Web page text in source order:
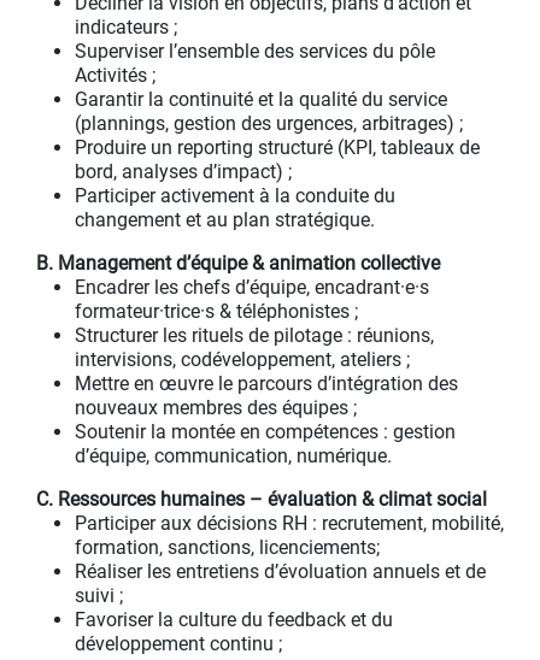
indicateurs ;
Superviser l’ensemble des services du pôle
Activités ;
Garantir la continuité et la qualité du service
(plannings, gestion des urgences, arbitrages) ;
Produire un reporting structuré (KPI, tableaux de
bord, analyses d’impact) ;
Participer activement à la conduite du
changement et au plan stratégique.
B. Management d’équipe & animation collective
Encadrer les chefs d’équipe, encadrant·e·s
formateur·trice·s & téléphonistes ;
Structurer les rituels de pilotage : réunions,
intervisions, codéveloppement, ateliers ;
Mettre en œuvre le parcours d’intégration des
nouveaux membres des équipes ;
Soutenir la montée en compétences : gestion
d’équipe, communication, numérique.
C. Ressources humaines – évaluation & climat social
Participer aux décisions RH : recrutement, mobilité,
formation, sanctions, licenciements;
Réaliser les entretiens d’évoluation annuels et de
suivi ;
Favoriser la culture du feedback et du
développement continu ;